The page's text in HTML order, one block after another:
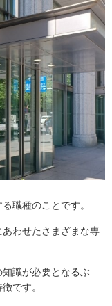
職種のことです。
わせたさまざまな専
識が必要となるぶ
です。